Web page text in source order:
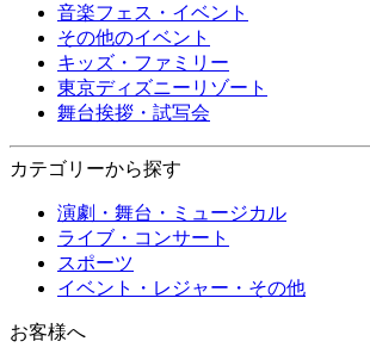
音楽フェス・イベント
その他のイベント
キッズ・ファミリー
東京ディズニーリゾート
舞台挨拶・試写会
カテゴリーから探す
演劇・舞台・ミュージカル
ライブ・コンサート
スポーツ
イベント・レジャー・その他
お客様へ